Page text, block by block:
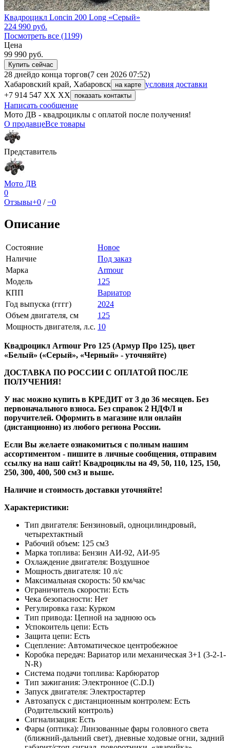
Квадроцикл Loncin 200 Long «Серый»
224 990 руб.
Посмотреть все (1199)
Цена
99 990 руб.
Купить сейчас
28 днейдо конца торгов(7 сен 2026 07:52)
Хабаровский край, Хабаровск на карте условия доставки
+7 914 547 XX XX
показать контакты
Написать сообщение
Мото ДВ - квадроциклы с оплатой после получения!
О продавцеВсе товары
Представитель
Мото ДВ
0
Отзывы+0 /−0
Описание
Состояние
Новое
Наличие
Под заказ
Марка
Armour
Модель
125
КПП
Вариатор
Год выпуска (гггг)
2024
Объем двигателя, см
125
Мощность двигателя, л.с. 10
Квадроцикл Armour Pro 125 (Армур Про 125), цвет
«Белый» («Серый», «Черный» - уточняйте)
ДОСТАВКА ПО РОССИИ С ОПЛАТОЙ ПОСЛЕ
ПОЛУЧЕНИЯ!
У нас можно купить в КРЕДИТ от 3 до 36 месяцев. Без
первоначального взноса. Без справок 2 НДФЛ и
поручителей. Оформить в магазине или онлайн
(дистанционно) из любого региона России.
Если Вы желаете ознакомиться с полным нашим
ассортиментом - пишите в личные сообщения, отправим
ссылку на наш сайт! Квадроциклы на 49, 50, 110, 125, 150,
250, 300, 400, 500 см3 и выше.
Наличие и стоимость доставки уточняйте!
Характеристики:
Тип двигателя: Бензиновый, одноцилиндровый,
четырехтактный
Рабочий объем: 125 см3
Марка топлива: Бензин АИ-92, АИ-95
Охлаждение двигателя: Воздушное
Мощность двигателя: 10 л/с
Максимальная скорость: 50 км/час
Ограничитель скорости: Есть
Чека безопасности: Нет
Регулировка газа: Курком
Тип привода: Цепной на заднюю ось
Успокоитель цепи: Есть
Защита цепи: Есть
Сцепление: Автоматическое центробежное
Коробка передач: Вариатор или механическая 3+1 (3-2-1-
N-R)
Система подачи топлива: Карбюратор
Тип зажигания: Электронное (C.D.I)
Запуск двигателя: Электростартер
Автозапуск с дистанционным контролем: Есть
(Родительский контроль)
Сигнализация: Есть
Фары (оптика): Линзованные фары головного света
(ближний-дальний свет), дневные ходовые огни, задний